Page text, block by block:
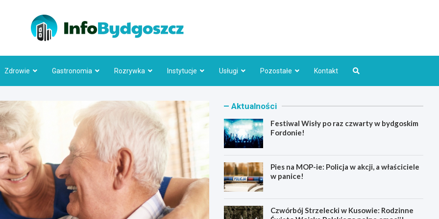
Zdrowie Gastronomia Rozrywka Instytucje Usługi Pozostałe Kontakt
Aktualności
Festiwal Wisły po raz czwarty w bydgoskim
Fordonie!
Pies na MOP-ie: Policja w akcji, a właściciele
w panice!
Czwórbój Strzelecki w Kusowie: Rodzinne